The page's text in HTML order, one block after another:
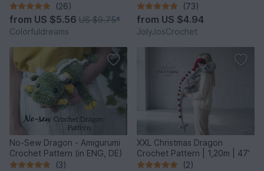
(26)
from US $5.56 US $9.75*
Colorfuldreams
(73)
from US $4.94
JolyJosCrochet
No-Sew Dragon - Amigurumi
Crochet Pattern (in ENG, DE)
(3)
XXL Christmas Dragon
Crochet Pattern | 1,20m | 47'
(2)